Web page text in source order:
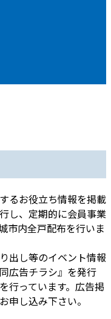
るお役立ち情報を掲載
し、定期的に会員事業
市内全戸配布を行いま
出し等のイベント情報
広告チラシ』を発行
行っています。広告掲
申し込み下さい。